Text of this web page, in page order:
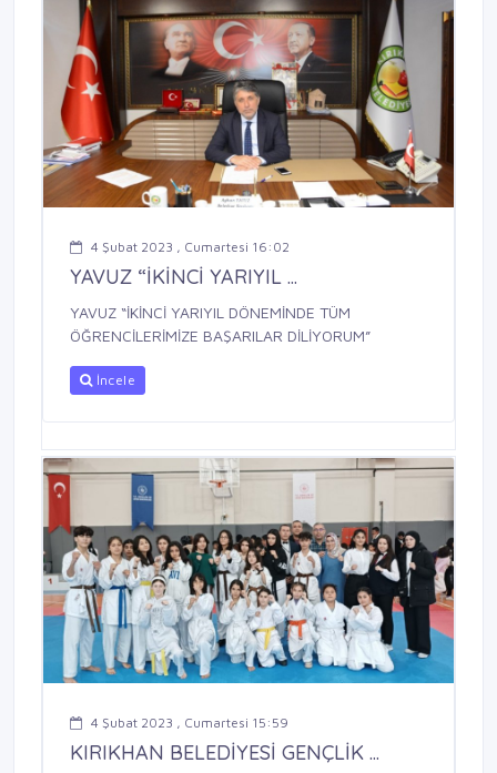
4 Şubat 2023 , Cumartesi 16:02
YAVUZ “İKİNCİ YARIYIL ...
YAVUZ “İKİNCİ YARIYIL DÖNEMİNDE TÜM
ÖĞRENCİLERİMİZE BAŞARILAR DİLİYORUM”
İncele
4 Şubat 2023 , Cumartesi 15:59
KIRIKHAN BELEDİYESİ GENÇLİK ...